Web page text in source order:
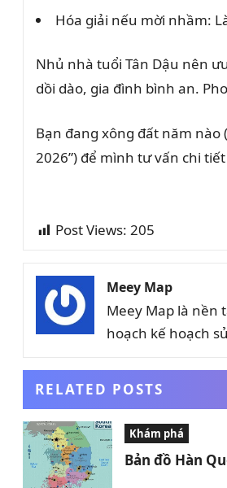
Hóa giải nếu mời nhầm:
Nhủ nhà tuổi Tân Dậu nên
dồi dào, gia đình bình an.
Bạn đang xông đất năm nào
2026”) để mình tư vấn chi
Post Views: 205
Meey Map
Meey Map là nền
hoạch kế hoạch
RELATED POSTS
Khám phá
Bản đồ Hàn